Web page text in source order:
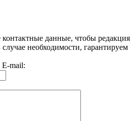
контактные данные, чтобы редакция
необходимости, гарантируем
mail: